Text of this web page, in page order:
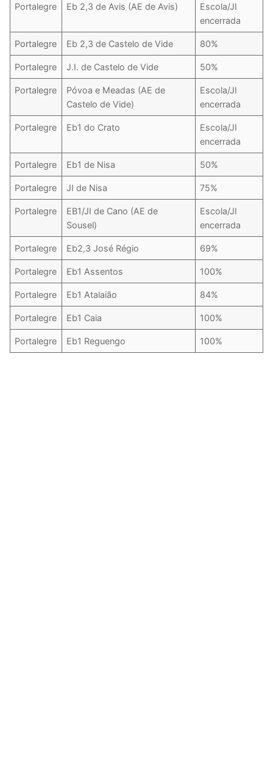
Portalegre Eb 2,3 de Avis (AE de Avis)
Escola/JI
encerrada
Portalegre Eb 2,3 de Castelo de Vide 80%
Portalegre J.I. de Castelo de Vide 50%
Portalegre
Póvoa e Meadas (AE de
Castelo de Vide)
Escola/JI
encerrada
Portalegre Eb1 do Crato
Escola/JI
encerrada
Portalegre Eb1 de Nisa 50%
Portalegre JI de Nisa 75%
Portalegre
EB1/JI de Cano (AE de
Sousel)
Escola/JI
encerrada
Portalegre Eb2,3 José Régio 69%
Portalegre Eb1 Assentos 100%
Portalegre Eb1 Atalaião 84%
Portalegre Eb1 Caia 100%
Portalegre Eb1 Reguengo 100%